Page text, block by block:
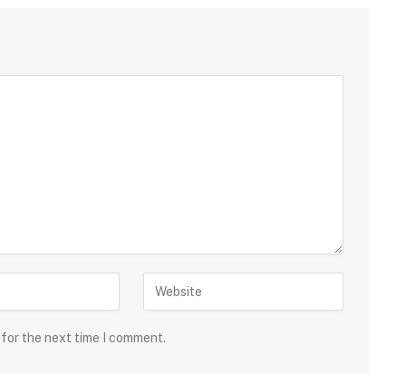
the next time I comment.